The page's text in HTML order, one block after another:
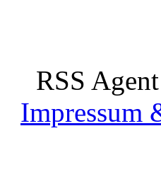
RSS
Impressum